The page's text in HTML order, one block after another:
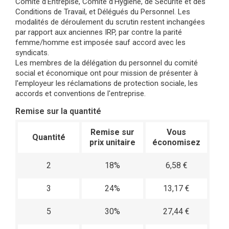
Conditions de Travail, et Délégués du Personnel. Les
modalités de déroulement du scrutin restent inchangées
par rapport aux anciennes IRP, par contre la parité
femme/homme est imposée sauf accord avec les
syndicats.
Les membres de la délégation du personnel du comité
social et économique ont pour mission de présenter à
l'employeur les réclamations de protection sociale, les
accords et conventions de l'entreprise.
Remise sur la quantité
Quantité
Remise sur
prix unitaire
Vous
économisez
2 18% 6,58 €
3 24% 13,17 €
5 30% 27,44 €